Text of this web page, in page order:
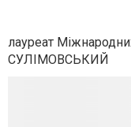
лауреат
СУЛІМОВСЬКИЙ